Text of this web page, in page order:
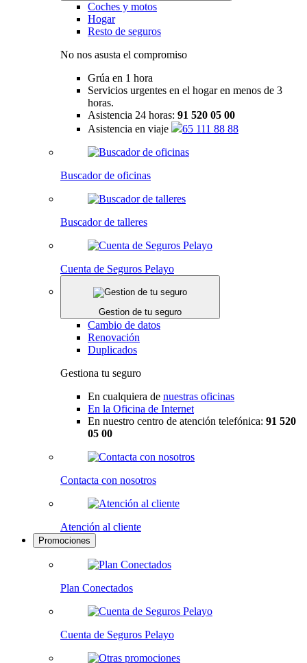
Coches y motos
Hogar
Resto de seguros
No nos asusta el compromiso
Grúa en 1 hora
Servicios urgentes en el hogar en menos de 3
horas.
Asistencia 24 horas: 91 520 05 00
Asistencia en viaje
65 111 88 88
Buscador de oficinas
Buscador de talleres
Cuenta de Seguros Pelayo
Gestion de tu seguro
Cambio de datos
Renovación
Duplicados
Gestiona tu seguro
En cualquiera de nuestras oficinas
En la Oficina de Internet
En nuestro centro de atención telefónica: 91 520
05 00
Contacta con nosotros
Atención al cliente
Promociones
Plan Conectados
Cuenta de Seguros Pelayo